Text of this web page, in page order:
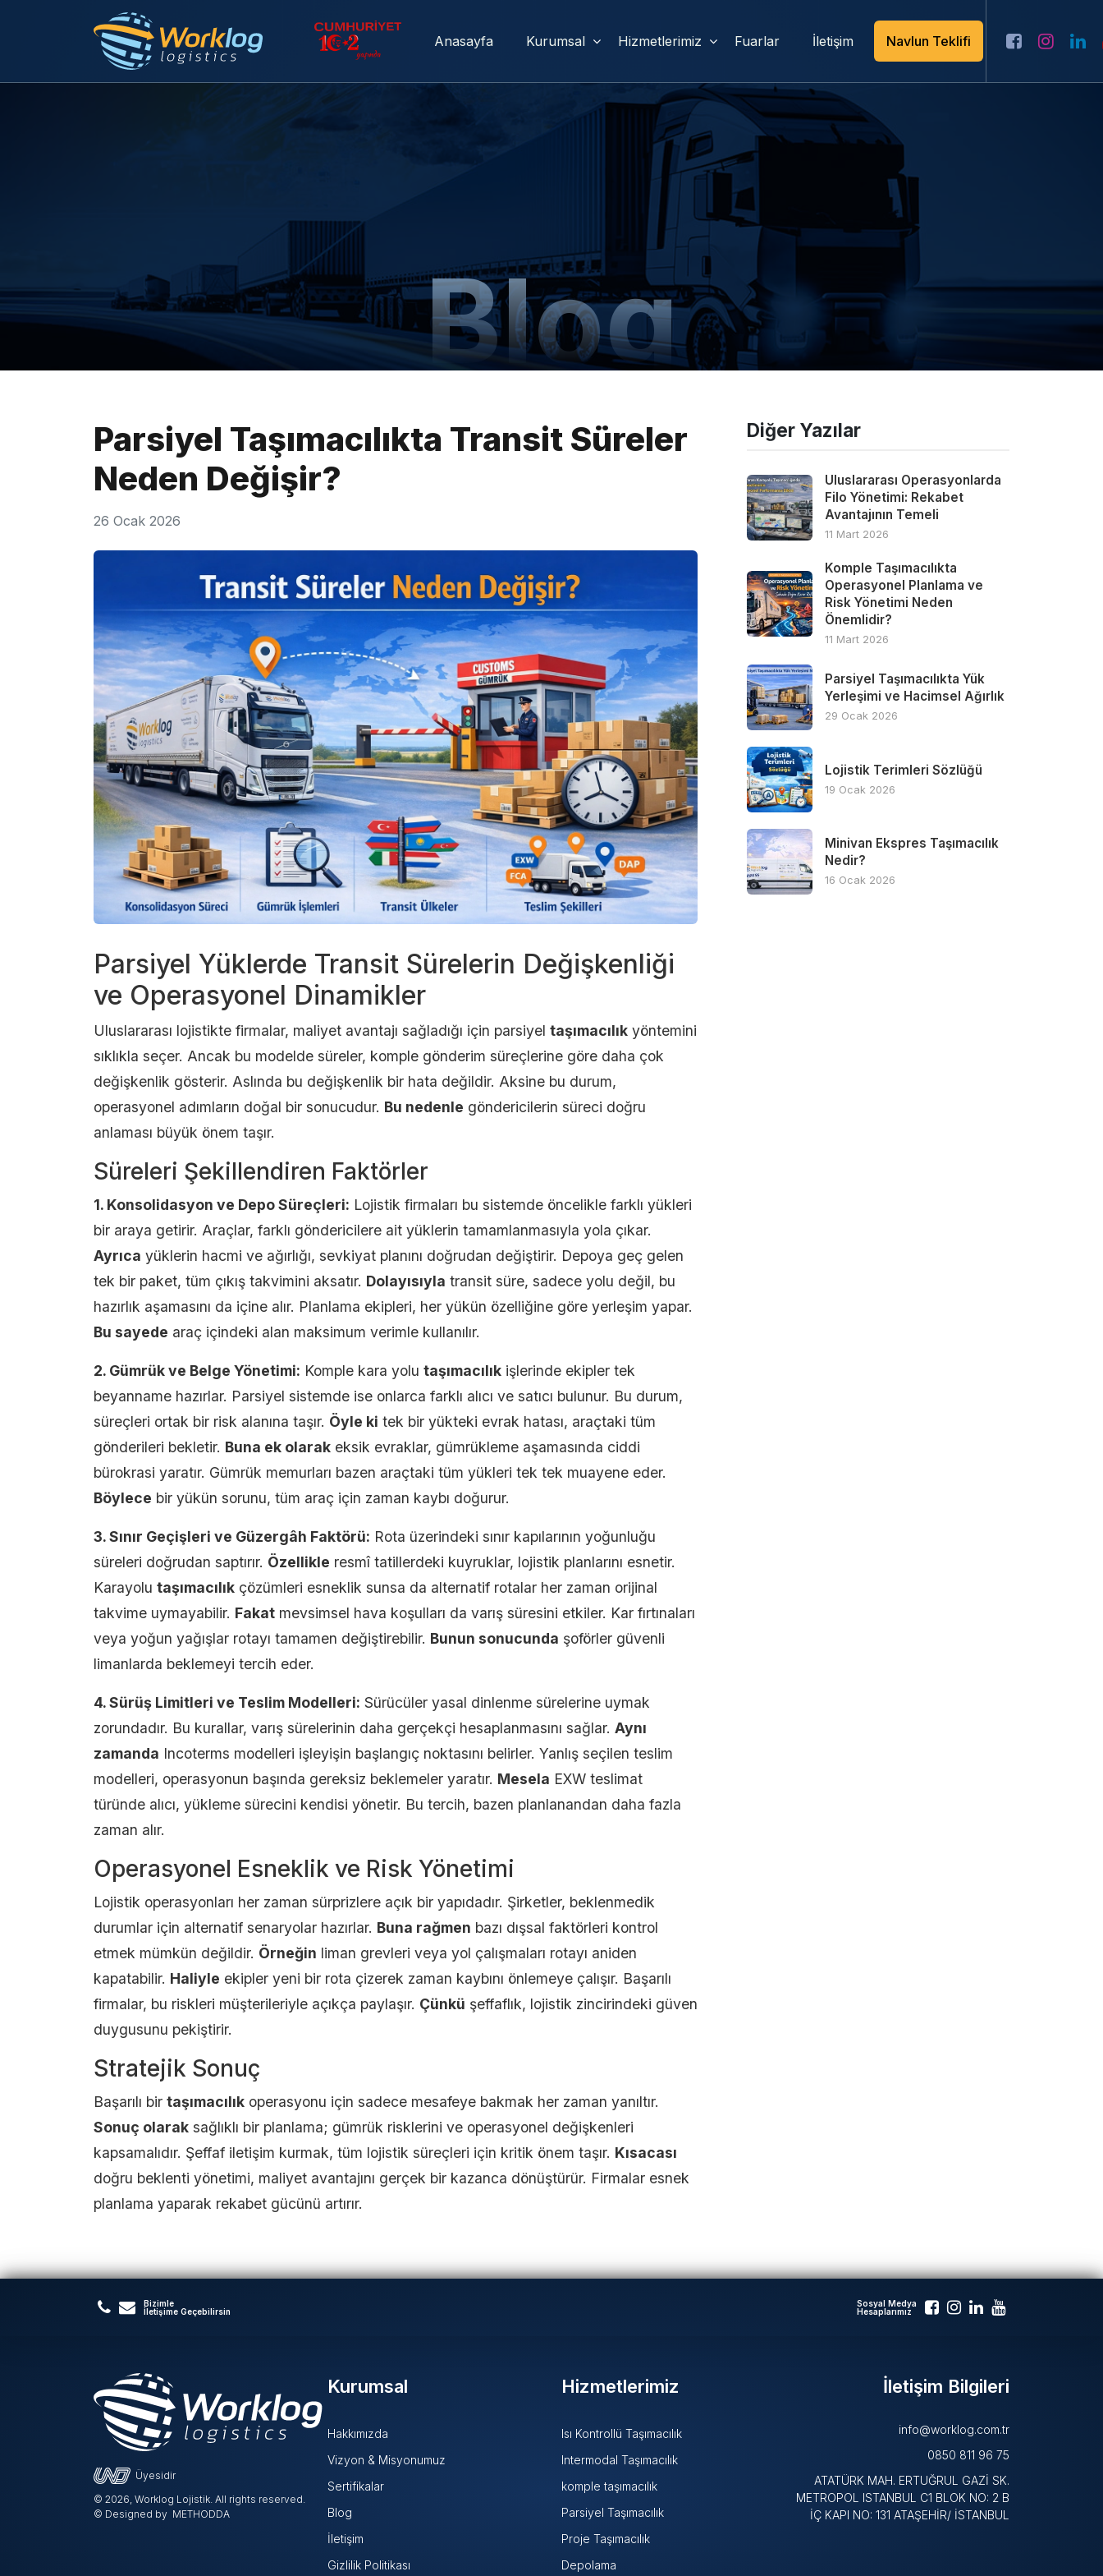
Anasayfa Kurumsal Hizmetlerimiz Fuarlar İletişim Navlun Teklifi
Blog
Parsiyel Taşımacılıkta Transit Süreler
Neden Değişir?
26 Ocak 2026
Parsiyel Yüklerde Transit Sürelerin Değişkenliği
ve Operasyonel Dinamikler
Uluslararası lojistikte firmalar, maliyet avantajı sağladığı için parsiyel taşımacılık yöntemini
sıklıkla seçer. Ancak bu modelde süreler, komple gönderim süreçlerine göre daha çok
değişkenlik gösterir. Aslında bu değişkenlik bir hata değildir. Aksine bu durum,
operasyonel adımların doğal bir sonucudur. Bu nedenle göndericilerin süreci doğru
anlaması büyük önem taşır.
Süreleri Şekillendiren Faktörler
1. Konsolidasyon ve Depo Süreçleri: Lojistik firmaları bu sistemde öncelikle farklı yükleri
bir araya getirir. Araçlar, farklı göndericilere ait yüklerin tamamlanmasıyla yola çıkar.
Ayrıca yüklerin hacmi ve ağırlığı, sevkiyat planını doğrudan değiştirir. Depoya geç gelen
tek bir paket, tüm çıkış takvimini aksatır. Dolayısıyla transit süre, sadece yolu değil, bu
hazırlık aşamasını da içine alır. Planlama ekipleri, her yükün özelliğine göre yerleşim yapar.
Bu sayede araç içindeki alan maksimum verimle kullanılır.
2. Gümrük ve Belge Yönetimi: Komple kara yolu taşımacılık işlerinde ekipler tek
beyanname hazırlar. Parsiyel sistemde ise onlarca farklı alıcı ve satıcı bulunur. Bu durum,
süreçleri ortak bir risk alanına taşır. Öyle ki tek bir yükteki evrak hatası, araçtaki tüm
gönderileri bekletir. Buna ek olarak eksik evraklar, gümrükleme aşamasında ciddi
bürokrasi yaratır. Gümrük memurları bazen araçtaki tüm yükleri tek tek muayene eder.
Böylece bir yükün sorunu, tüm araç için zaman kaybı doğurur.
3. Sınır Geçişleri ve Güzergâh Faktörü: Rota üzerindeki sınır kapılarının yoğunluğu
süreleri doğrudan saptırır. Özellikle resmî tatillerdeki kuyruklar, lojistik planlarını esnetir.
Karayolu taşımacılık çözümleri esneklik sunsa da alternatif rotalar her zaman orijinal
takvime uymayabilir. Fakat mevsimsel hava koşulları da varış süresini etkiler. Kar fırtınaları
veya yoğun yağışlar rotayı tamamen değiştirebilir. Bunun sonucunda şoförler güvenli
limanlarda beklemeyi tercih eder.
4. Sürüş Limitleri ve Teslim Modelleri: Sürücüler yasal dinlenme sürelerine uymak
zorundadır. Bu kurallar, varış sürelerinin daha gerçekçi hesaplanmasını sağlar. Aynı
zamanda Incoterms modelleri işleyişin başlangıç noktasını belirler. Yanlış seçilen teslim
modelleri, operasyonun başında gereksiz beklemeler yaratır. Mesela EXW teslimat
türünde alıcı, yükleme sürecini kendisi yönetir. Bu tercih, bazen planlanandan daha fazla
zaman alır.
Operasyonel Esneklik ve Risk Yönetimi
Lojistik operasyonları her zaman sürprizlere açık bir yapıdadır. Şirketler, beklenmedik
durumlar için alternatif senaryolar hazırlar. Buna rağmen bazı dışsal faktörleri kontrol
etmek mümkün değildir. Örneğin liman grevleri veya yol çalışmaları rotayı aniden
kapatabilir. Haliyle ekipler yeni bir rota çizerek zaman kaybını önlemeye çalışır. Başarılı
firmalar, bu riskleri müşterileriyle açıkça paylaşır. Çünkü şeffaflık, lojistik zincirindeki güven
duygusunu pekiştirir.
Stratejik Sonuç
Başarılı bir taşımacılık operasyonu için sadece mesafeye bakmak her zaman yanıltır.
Sonuç olarak sağlıklı bir planlama; gümrük risklerini ve operasyonel değişkenleri
kapsamalıdır. Şeffaf iletişim kurmak, tüm lojistik süreçleri için kritik önem taşır. Kısacası
doğru beklenti yönetimi, maliyet avantajını gerçek bir kazanca dönüştürür. Firmalar esnek
planlama yaparak rekabet gücünü artırır.
Diğer Yazılar
Uluslararası Operasyonlarda
Filo Yönetimi: Rekabet
Avantajının Temeli
11 Mart 2026
Komple Taşımacılıkta
Operasyonel Planlama ve
Risk Yönetimi Neden
Önemlidir?
11 Mart 2026
Parsiyel Taşımacılıkta Yük
Yerleşimi ve Hacimsel Ağırlık
29 Ocak 2026
Lojistik Terimleri Sözlüğü
19 Ocak 2026
Minivan Ekspres Taşımacılık
Nedir?
16 Ocak 2026
Bizimle
İletişime Geçebilirsin
Sosyal Medya
Hesaplarımız
Üyesidir
© 2026, Worklog Lojistik. All rights reserved.
© Designed by METHODDA
Kurumsal
Hakkımızda
Vizyon & Misyonumuz
Sertifikalar
Blog
İletişim
Gizlilik Politikası
Hizmetlerimiz
Isı Kontrollü Taşımacılık
Intermodal Taşımacılık
komple taşımacılık
Parsiyel Taşımacılık
Proje Taşımacılık
Depolama
İletişim Bilgileri
info@worklog.com.tr
0850 811 96 75
ATATÜRK MAH. ERTUĞRUL GAZİ SK.
METROPOL ISTANBUL C1 BLOK NO: 2 B
İÇ KAPI NO: 131 ATAŞEHİR/ İSTANBUL